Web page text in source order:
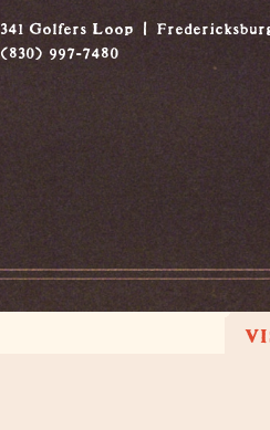
341 Golfers Loop
(830) 997-7480